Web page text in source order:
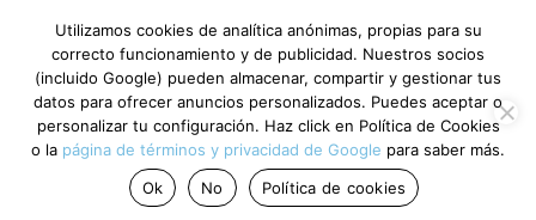
Utilizamos cookies de analítica anónimas, propias para su
correcto funcionamiento y de publicidad. Nuestros socios
(incluido Google) pueden almacenar, compartir y gestionar tus
datos para ofrecer anuncios personalizados. Puedes aceptar o
personalizar tu configuración. Haz click en Política de Cookies
o la página de términos y privacidad de Google para saber más.
Ok
No Política de cookies